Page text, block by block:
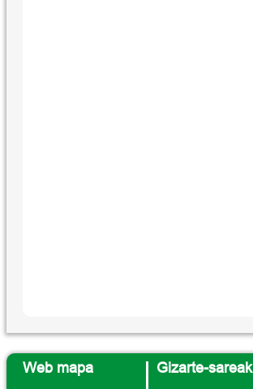
Web mapa Gizarte-sareak